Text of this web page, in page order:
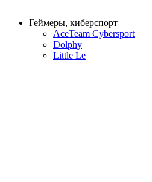
Геймеры, киберспорт
AceTeam Cybersport
Dolphy
Little Le